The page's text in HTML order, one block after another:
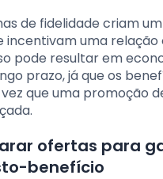
de fidelidade criam
incentivam uma
pode resultar em
prazo, já que os
que uma promoção
ofertas para
benefício